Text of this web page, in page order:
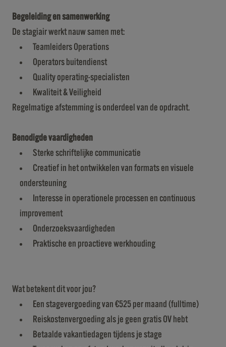
Begeleiding en samenwerking
De stagiair werkt nauw samen met:
Teamleiders Operations
Operators buitendienst
Quality operating-specialisten
Kwaliteit & Veiligheid
Regelmatige afstemming is onderdeel van de opdracht.
Benodigde vaardigheden
Sterke schriftelijke communicatie
Creatief in het ontwikkelen van formats en visuele
ondersteuning
Interesse in operationele processen en continuous
improvement
Onderzoeksvaardigheden
Praktische en proactieve werkhouding
Wat betekent dit voor jou?
Een stagevergoeding van €525 per maand (fulltime)
Reiskostenvergoeding als je geen gratis OV hebt
Betaalde vakantiedagen tijdens je stage